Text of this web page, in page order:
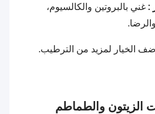
: غني بالبروتين والكالسيوم،
الخيار لمزيد من الترطيب.
والطماطم